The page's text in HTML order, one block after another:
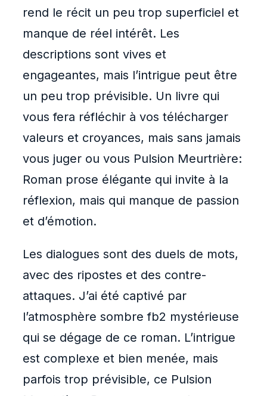
rend le récit un peu trop superficiel et
manque de réel intérêt. Les
descriptions sont vives et
engageantes, mais l’intrigue peut être
un peu trop prévisible. Un livre qui
vous fera réfléchir à vos télécharger
valeurs et croyances, mais sans jamais
vous juger ou vous Pulsion Meurtrière:
Roman prose élégante qui invite à la
réflexion, mais qui manque de passion
et d’émotion.
Les dialogues sont des duels de mots,
avec des ripostes et des contre-
attaques. J’ai été captivé par
l’atmosphère sombre fb2 mystérieuse
qui se dégage de ce roman. L’intrigue
est complexe et bien menée, mais
parfois trop prévisible, ce Pulsion